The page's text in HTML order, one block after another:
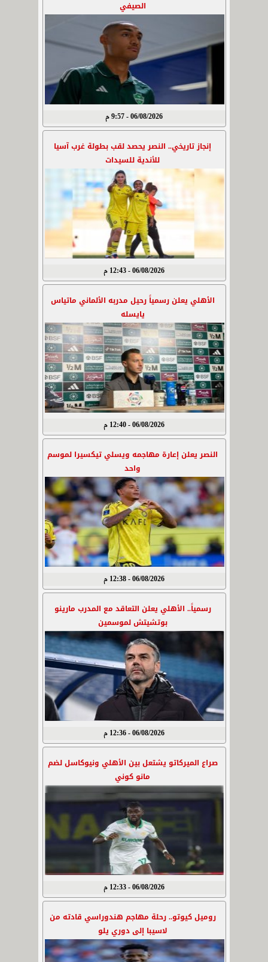
الصيفي
06/08/2026 - 9:57 م
إنجاز تاريخي.. النصر يحصد لقب بطولة غرب آسيا
للأندية للسيدات
06/08/2026 - 12:43 م
الأهلي يعلن رسمياً رحيل مدربه الألماني ماتياس
يايسله
06/08/2026 - 12:40 م
النصر يعلن إعارة مهاجمه ويسلي تيكسيرا لموسم
واحد
06/08/2026 - 12:38 م
رسمياً.. الأهلي يعلن التعاقد مع المدرب مارينو
بوتشيتش لموسمين
06/08/2026 - 12:36 م
صراع الميركاتو يشتعل بين الأهلي ونيوكاسل لضم
مانو كوني
06/08/2026 - 12:33 م
روميل كيوتو.. رحلة مهاجم هندوراسي قادته من
لاسيبا إلى دوري يلو